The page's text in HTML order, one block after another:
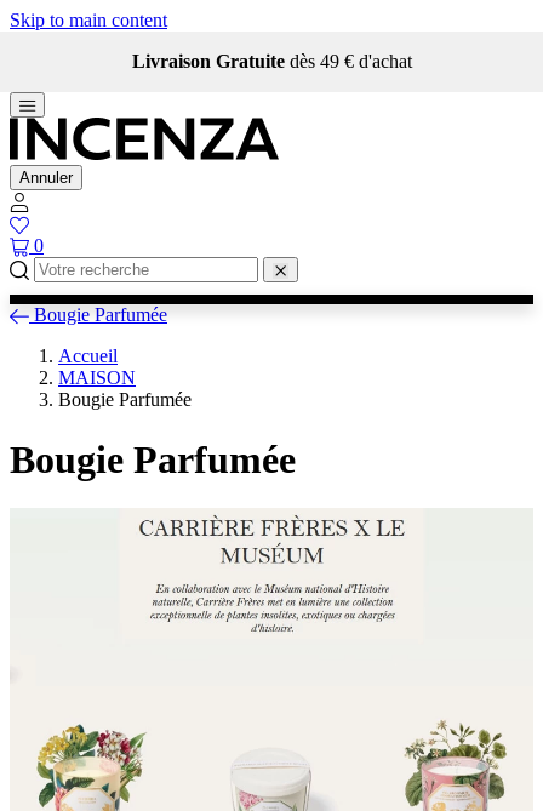
Skip to main content
Livraison Gratuite dès 49 € d'achat
Annuler
0
Bougie Parfumée
Accueil
MAISON
Bougie Parfumée
Bougie Parfumée